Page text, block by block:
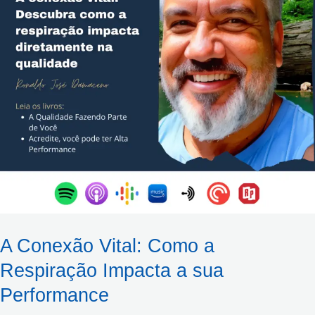
A Conexão Vital: Como a
Respiração Impacta a sua
Performance
Respiração
Impacta
sua
Performance